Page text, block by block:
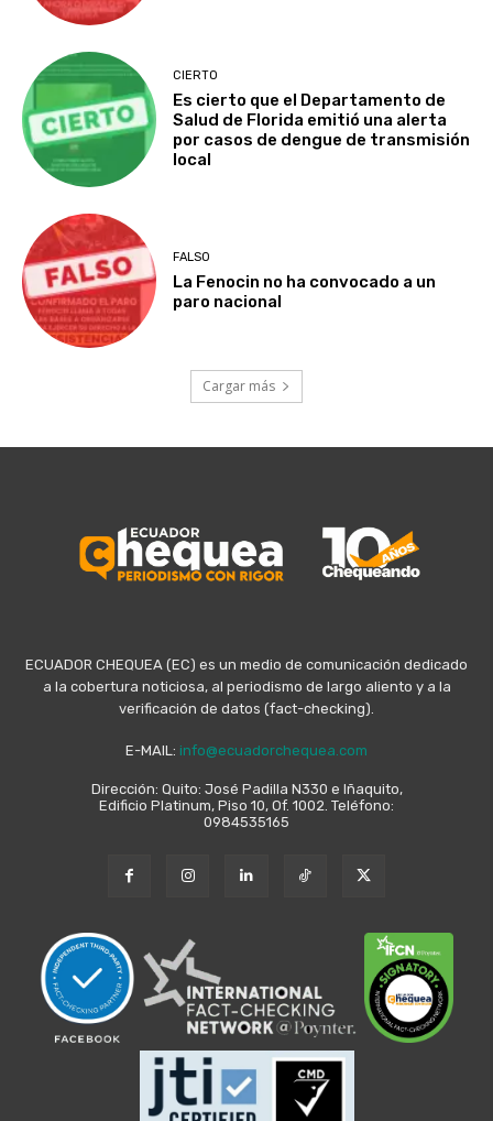
CIERTO
Es cierto que el Departamento de
Salud de Florida emitió una alerta
por casos de dengue de transmisión
local
FALSO
La Fenocin no ha convocado a un
paro nacional
Cargar más
ECUADOR CHEQUEA (EC) es un medio de comunicación dedicado
a la cobertura noticiosa, al periodismo de largo aliento y a la
verificación de datos (fact-checking).
E-MAIL: info@ecuadorchequea.com
Dirección: Quito: José Padilla N330 e Iñaquito,
Edificio Platinum, Piso 10, Of. 1002. Teléfono:
0984535165